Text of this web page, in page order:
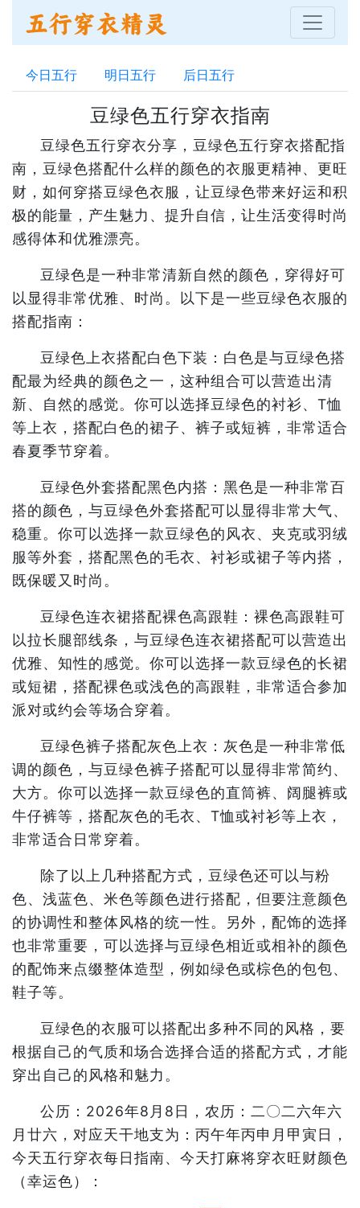
今日五行 明日五行 后日五行
豆绿色五行穿衣指南
豆绿色五行穿衣分享，豆绿色五行穿衣搭配指
南，豆绿色搭配什么样的颜色的衣服更精神、更旺
财，如何穿搭豆绿色衣服，让豆绿色带来好运和积
极的能量，产生魅力、提升自信，让生活变得时尚
感得体和优雅漂亮。
豆绿色是一种非常清新自然的颜色，穿得好可
以显得非常优雅、时尚。以下是一些豆绿色衣服的
搭配指南：
豆绿色上衣搭配白色下装：白色是与豆绿色搭
配最为经典的颜色之一，这种组合可以营造出清
新、自然的感觉。你可以选择豆绿色的衬衫、T恤
等上衣，搭配白色的裙子、裤子或短裤，非常适合
春夏季节穿着。
豆绿色外套搭配黑色内搭：黑色是一种非常百
搭的颜色，与豆绿色外套搭配可以显得非常大气、
稳重。你可以选择一款豆绿色的风衣、夹克或羽绒
服等外套，搭配黑色的毛衣、衬衫或裙子等内搭，
既保暖又时尚。
豆绿色连衣裙搭配裸色高跟鞋：裸色高跟鞋可
以拉长腿部线条，与豆绿色连衣裙搭配可以营造出
优雅、知性的感觉。你可以选择一款豆绿色的长裙
或短裙，搭配裸色或浅色的高跟鞋，非常适合参加
派对或约会等场合穿着。
豆绿色裤子搭配灰色上衣：灰色是一种非常低
调的颜色，与豆绿色裤子搭配可以显得非常简约、
大方。你可以选择一款豆绿色的直筒裤、阔腿裤或
牛仔裤等，搭配灰色的毛衣、T恤或衬衫等上衣，
非常适合日常穿着。
除了以上几种搭配方式，豆绿色还可以与粉
色、浅蓝色、米色等颜色进行搭配，但要注意颜色
的协调性和整体风格的统一性。另外，配饰的选择
也非常重要，可以选择与豆绿色相近或相补的颜色
的配饰来点缀整体造型，例如绿色或棕色的包包、
鞋子等。
豆绿色的衣服可以搭配出多种不同的风格，要
根据自己的气质和场合选择合适的搭配方式，才能
穿出自己的风格和魅力。
公历：2026年8月8日，农历：二〇二六年六
月廿六，对应天干地支为：丙午年丙申月甲寅日，
今天五行穿衣每日指南、今天打麻将穿衣旺财颜色
（幸运色）：